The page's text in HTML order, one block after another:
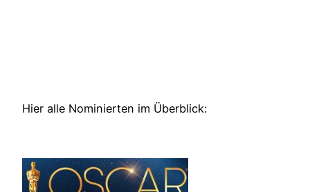
Hier alle Nominierten im Überblick: